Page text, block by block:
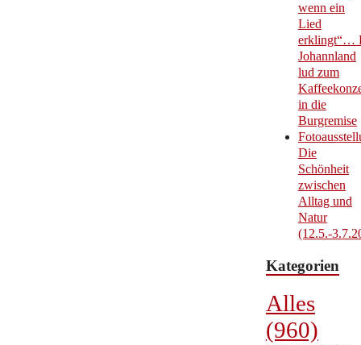
wenn ein
Lied
erklingt“…
Johannland
lud zum
in die
Burgremise
Die
Schönheit
zwischen
Alltag und
Natur
(12.5.-
Kategorien
Alles
(960)